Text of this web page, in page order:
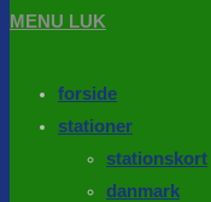
MENU LUK
forside
stationer
stationskort
danmark